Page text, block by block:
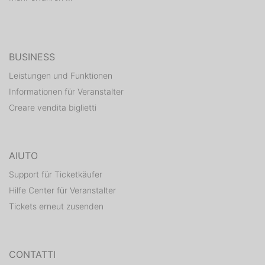
BUSINESS
Leistungen und Funktionen
Informationen für Veranstalter
Creare vendita biglietti
AIUTO
Support für Ticketkäufer
Hilfe Center für Veranstalter
Tickets erneut zusenden
CONTATTI